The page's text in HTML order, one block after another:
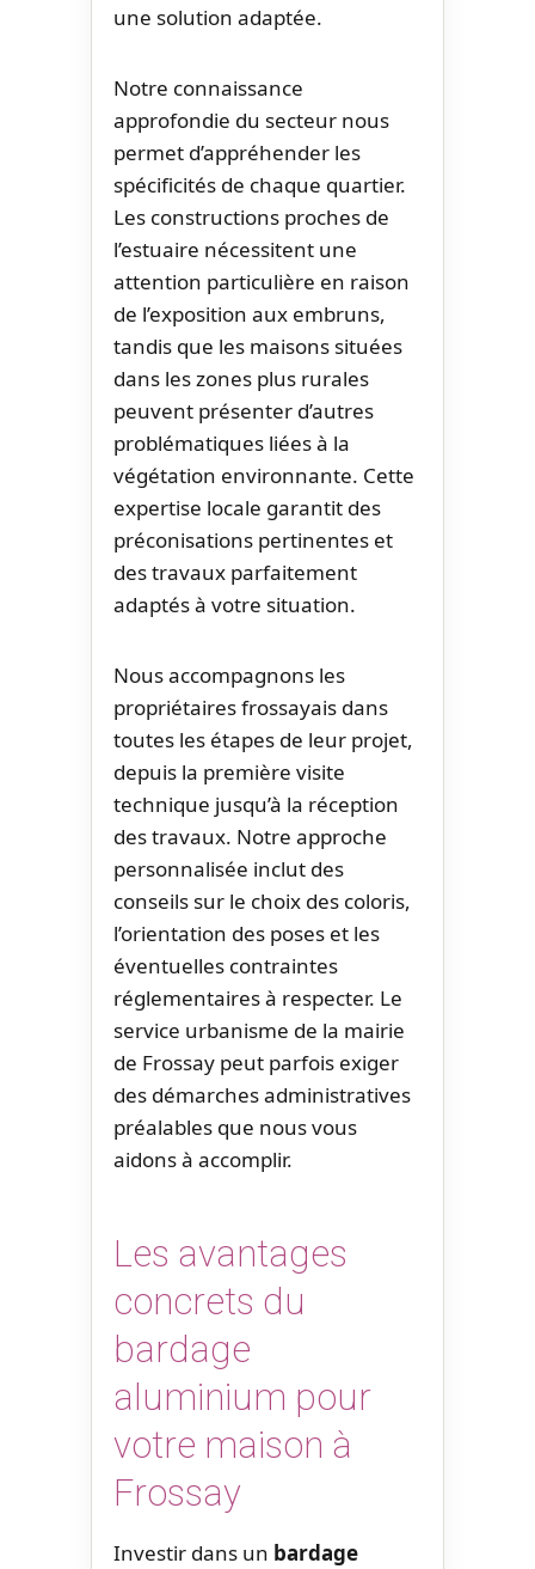
une solution adaptée.
Notre connaissance
approfondie du secteur nous
permet d’appréhender les
spécificités de chaque quartier.
Les constructions proches de
l’estuaire nécessitent une
attention particulière en raison
de l’exposition aux embruns,
tandis que les maisons situées
dans les zones plus rurales
peuvent présenter d’autres
problématiques liées à la
végétation environnante. Cette
expertise locale garantit des
préconisations pertinentes et
des travaux parfaitement
adaptés à votre situation.
Nous accompagnons les
propriétaires frossayais dans
toutes les étapes de leur projet,
depuis la première visite
technique jusqu’à la réception
des travaux. Notre approche
personnalisée inclut des
conseils sur le choix des coloris,
l’orientation des poses et les
éventuelles contraintes
réglementaires à respecter. Le
service urbanisme de la mairie
de Frossay peut parfois exiger
des démarches administratives
préalables que nous vous
aidons à accomplir.
Les avantages
concrets du
bardage
aluminium pour
votre maison à
Frossay
Investir dans un bardage